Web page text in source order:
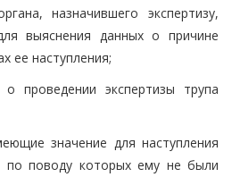
назначившего экспертизу,
выяснения данных о причине
ее наступления;
о проведении экспертизы трупа
значение для наступления
по поводу которых ему не были